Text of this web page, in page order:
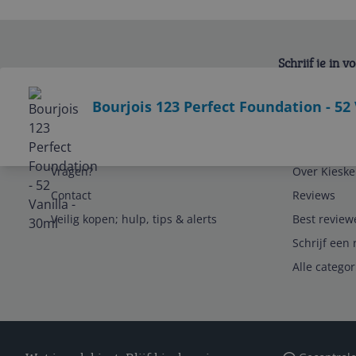
Bourjois 123 Perfect Foundation -
Schrijf je in
Service
Vragen?
Contact
Veilig kopen; hulp, tips & alerts
Over
Reviews
Best
Schrijf een
Alle